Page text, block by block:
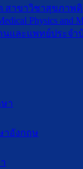
าขาวิชาสุขภาพดิ
Physics and
และแพทย์ประจำ
า
าอังกฤษ